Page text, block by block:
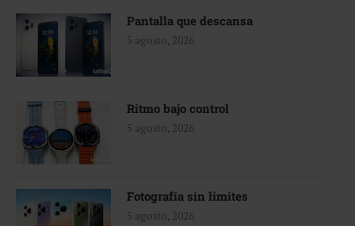
Pantalla que descansa
5 agosto, 2026
Ritmo bajo control
5 agosto, 2026
Fotografía sin límites
5 agosto, 2026